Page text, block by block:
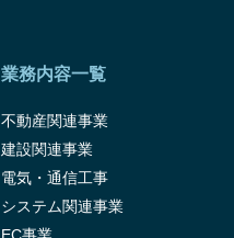
業務内容一覧
不動産関連事業
建設関連事業
電気・通信工事
システム関連事業